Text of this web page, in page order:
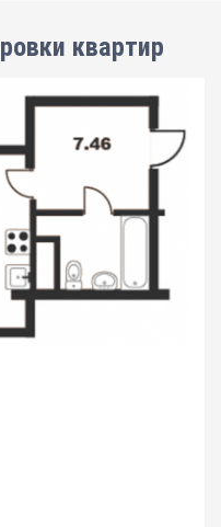
квартир